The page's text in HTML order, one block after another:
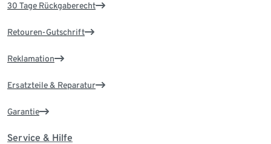
30 Tage Rückgaberecht
Retouren-Gutschrift
Reklamation
Ersatzteile & Reparatur
Garantie
Service & Hilfe